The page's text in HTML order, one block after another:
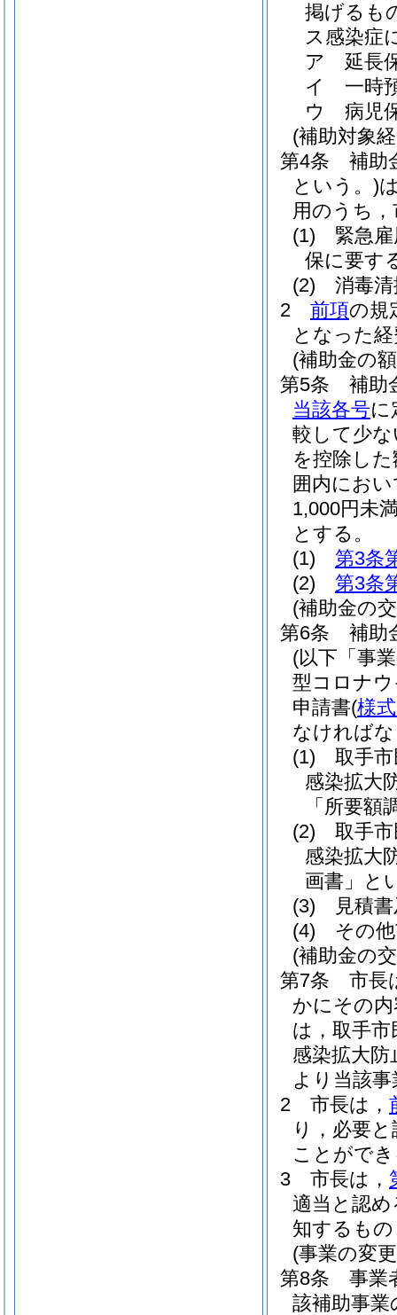
掲げるも
ス感染症
ア
延長
イ
一時
ウ
病児
(補助対象
第4条
補助
という。)
用のうち
(1)
緊急
保に要す
(2)
消毒
2
前項の規
となった
(補助金の
第5条
補助
当該各号に
較して少
を控除し
囲内にお
1,000円未
とする。
(1)
第3条
(2)
第3条
(補助金の
第6条
補助
(以下「事
型コロナ
申請書(様
なければ
(1)
取手
感染拡大
「所要額
(2)
取手
感染拡大
画書」と
(3)
見積
(4)
その
(補助金の
第7条
市長
かにその
は，取手
感染拡大防
より当該
2
市長は，
り，必要
ことがで
3
市長は，
適当と認
知するも
(事業の変
第8条
事業
該補助事